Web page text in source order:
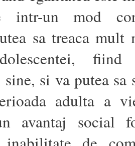
intr-un mod
sa treaca mult
si va putea sa
adulta a
avantaj social